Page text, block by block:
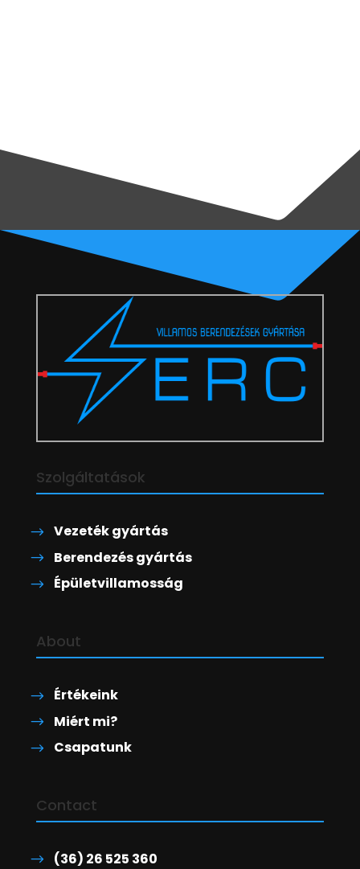
Szolgáltatások
Vezeték gyártás
Berendezés gyártás
Épületvillamosság
About
Értékeink
Miért mi?
Csapatunk
Contact
(36) 26 525 360